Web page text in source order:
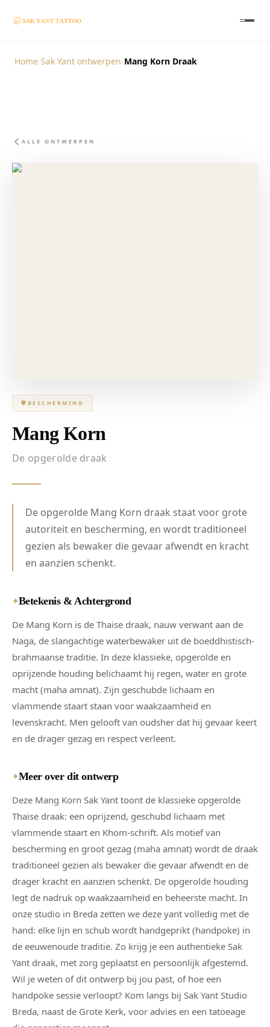
Home Sak Yant ontwerpen Mang Korn Draak
ALLE ONTWERPEN
🛡 BESCHERMING
Mang Korn
De opgerolde draak
De opgerolde Mang Korn draak staat voor grote
autoriteit en bescherming, en wordt traditioneel
gezien als bewaker die gevaar afwendt en kracht
en aanzien schenkt.
✦Betekenis & Achtergrond
De Mang Korn is de Thaise draak, nauw verwant aan de
Naga, de slangachtige waterbewaker uit de boeddhistisch-
brahmaanse traditie. In deze klassieke, opgerolde en
oprijzende houding belichaamt hij regen, water en grote
macht (maha amnat). Zijn geschubde lichaam en
vlammende staart staan voor waakzaamheid en
levenskracht. Men gelooft van oudsher dat hij gevaar keert
en de drager gezag en respect verleent.
✦Meer over dit ontwerp
Deze Mang Korn Sak Yant toont de klassieke opgerolde
Thaise draak: een oprijzend, geschubd lichaam met
vlammende staart en Khom-schrift. Als motief van
bescherming en groot gezag (maha amnat) wordt de draak
traditioneel gezien als bewaker die gevaar afwendt en de
drager kracht en aanzien schenkt. De opgerolde houding
legt de nadruk op waakzaamheid en beheerste macht. In
onze studio in Breda zetten we deze yant volledig met de
hand: elke lijn en schub wordt handgeprikt (handpoke) in
de eeuwenoude traditie. Zo krijg je een authentieke Sak
Yant draak, met zorg geplaatst en persoonlijk afgestemd.
Wil je weten of dit ontwerp bij jou past, of hoe een
handpoke sessie verloopt? Kom langs bij Sak Yant Studio
Breda, naast de Grote Kerk, voor advies en een tatoeage